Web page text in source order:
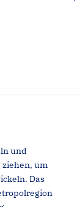
und
ziehen, um
Das